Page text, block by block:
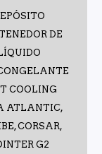
DE
COOLING
ATLANTIC,
CORSAR,
G2